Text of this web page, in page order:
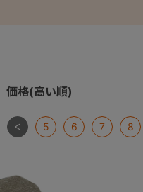
価格(高い順)
最初 前 5 6 7 8